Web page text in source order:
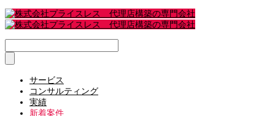
サービス
コンサルティング
実績
新着案件